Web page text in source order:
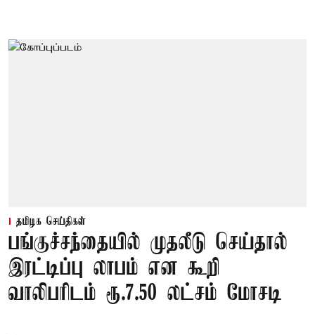
தமிழக செய்திகள்
பங்குச்சந்தையில் முதலீடு செய்தால்
இரட்டிப்பு லாபம் என கூறி
வாலிபரிடம் ரூ.7.50 லட்சம் மோசடி